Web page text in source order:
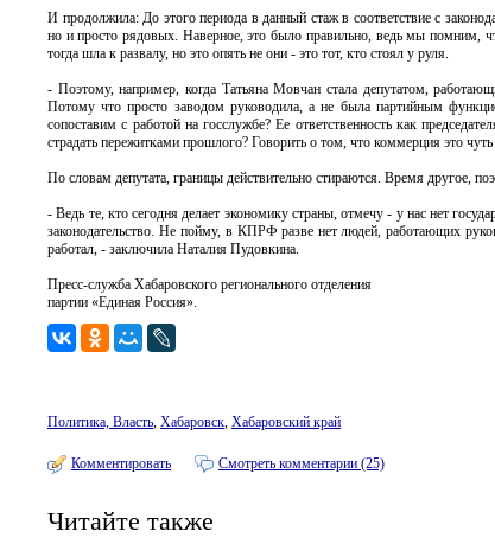
И продолжила: До этого периода в данный стаж в соответствие с
но и просто рядовых. Наверное, это было правильно, ведь мы помним,
тогда шла к развалу, но это опять не они - это тот, кто стоял у руля.
- Поэтому, например, когда Татьяна Мовчан стала депутатом,
Потому что просто заводом руководила, а не была партийным
сопоставим с работой на госслужбе? Ее ответственность как
страдать пережитками прошлого? Говорить о том, что коммерция это
По словам депутата, границы действительно стираются. Время другое,
- Ведь те, кто сегодня делает экономику страны, отмечу - у нас нет
законодательство. Не пойму, в КПРФ разве нет людей, работающих
работал, - заключила Наталия Пудовкина.
Пресс-служба Хабаровского регионального отделения
партии «Единая Россия».
Политика, Власть, Хабаровск, Хабаровский край
Комментировать Смотреть комментарии (25)
Читайте также